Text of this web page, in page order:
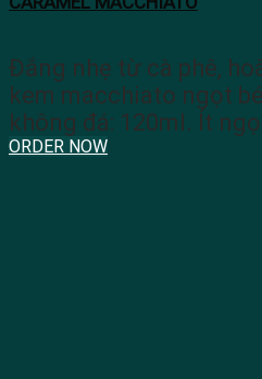
Đắng nhẹ từ cà phê,
kem macchiato ngọt
không đá: 120ml. Ít
ORDER NOW